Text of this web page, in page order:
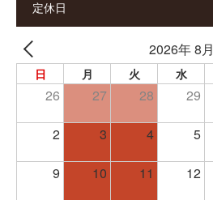
定休日
2026年 8月
日 月 火 水
26 27 28 29
2 3 4 5
9 10 11 12